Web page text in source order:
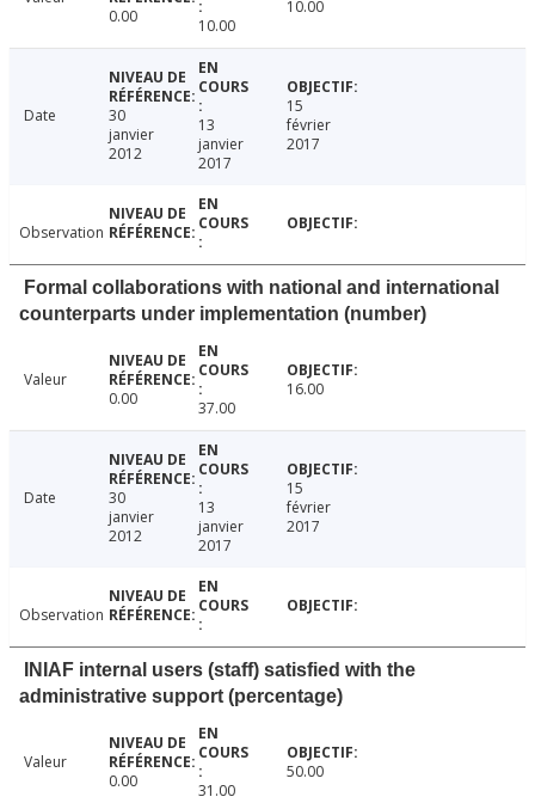
0.00
10.00
10.00
Date
30
janvier
2012
13
janvier
2017
15
février
2017
Observation
Formal collaborations with national and international
counterparts under implementation (number)
Valeur
0.00
37.00
16.00
Date
30
janvier
2012
13
janvier
2017
15
février
2017
Observation
INIAF internal users (staff) satisfied with the
administrative support (percentage)
Valeur
0.00
31.00
50.00